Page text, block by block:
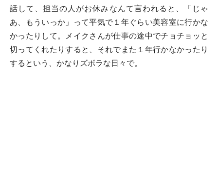
話して、担当の人がお休みなんて言われると、「じゃ
あ、もういっか」って平気で１年ぐらい美容室に行かな
かったりして。メイクさんが仕事の途中でチョチョッと
切ってくれたりすると、それでまた１年行かなかったり
するという、かなりズボラな日々で。